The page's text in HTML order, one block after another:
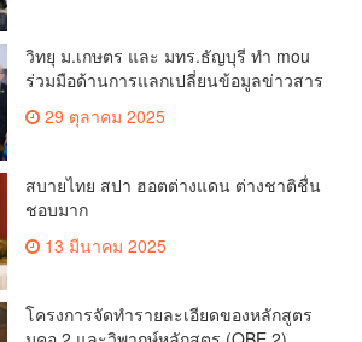
วิทยุ ม.เกษตร และ มทร.ธัญบุรี ทำ mou
ร่วมมือด้านการแลกเปลี่ยนข้อมูลข่าวสาร
ครอบคลุม
29 ตุลาคม 2025
สบายไทย สปา ฮอตต่างแดน ต่างชาติชื่น
ชอบมาก
13 มีนาคม 2025
โครงการจัดทำรายละเอียดของหลักสูตร